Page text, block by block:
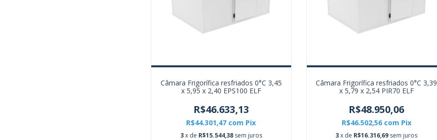
Câmara Frigorífica resfriados 0°C 3,45
x 5,95 x 2,40 EPS100 ELF
R$46.633,13
R$44.301,47 com Pix
3x de R$15.544,38 sem juros
Câmara Frigorífica resfriados 0°C 3,39
x 5,79 x 2,54 PIR70 ELF
R$48.950,06
R$46.502,56 com Pix
3 x de R$16.316,69 sem juros